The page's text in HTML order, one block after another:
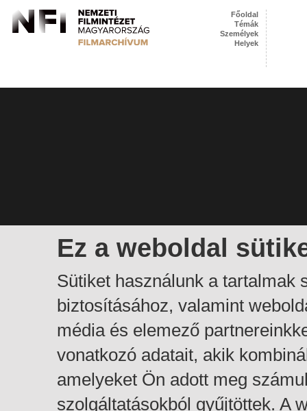
Ez a weboldal
Sütiket használunk a tartalmak
biztosításához, valamint
média és elemező
vonatkozó adatait, akik
amelyeket Ön adott meg
szolgáltatásokból gyűjtöttek. A
Főoldal
Témák
Személyek
Helyek